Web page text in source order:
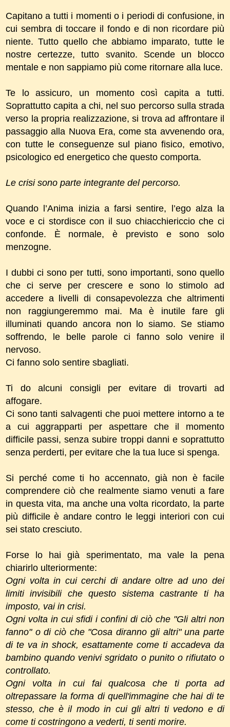
Capitano a tutti i momenti o i periodi di confusione, in
cui sembra di toccare il fondo e di non ricordare più
niente. Tutto quello che abbiamo imparato, tutte le
nostre certezze, tutto svanito. Scende un blocco
mentale e non sappiamo più come ritornare alla luce.
Te lo assicuro, un momento così capita a tutti.
Soprattutto capita a chi, nel suo percorso sulla strada
verso la propria realizzazione, si trova ad affrontare il
passaggio alla Nuova Era, come sta avvenendo ora,
con tutte le conseguenze sul piano fisico, emotivo,
psicologico ed energetico che questo comporta.
Le crisi sono parte integrante del percorso.
Quando l’Anima inizia a farsi sentire, l’ego alza la
voce e ci stordisce con il suo chiacchiericcio che ci
confonde. È normale, è previsto e sono solo
menzogne.
I dubbi ci sono per tutti, sono importanti, sono quello
che ci serve per crescere e sono lo stimolo ad
accedere a livelli di consapevolezza che altrimenti
non raggiungeremmo mai. Ma è inutile fare gli
illuminati quando ancora non lo siamo. Se stiamo
soffrendo, le belle parole ci fanno solo venire il
nervoso.
Ci fanno solo sentire sbagliati.
Ti do alcuni consigli per evitare di trovarti ad
affogare.
Ci sono tanti salvagenti che puoi mettere intorno a te
a cui aggrapparti per aspettare che il momento
difficile passi, senza subire troppi danni e soprattutto
senza perderti, per evitare che la tua luce si spenga.
Si perché come ti ho accennato, già non è facile
comprendere ciò che realmente siamo venuti a fare
in questa vita, ma anche una volta ricordato, la parte
più difficile è andare contro le leggi interiori con cui
sei stato cresciuto.
Forse lo hai già sperimentato, ma vale la pena
chiarirlo ulteriormente:
Ogni volta in cui cerchi di andare oltre ad uno dei
limiti invisibili che questo sistema castrante ti ha
imposto, vai in crisi.
Ogni volta in cui sfidi i confini di ciò che "Gli altri non
fanno" o di ciò che "Cosa diranno gli altri" una parte
di te va in shock, esattamente come ti accadeva da
bambino quando venivi sgridato o punito o rifiutato o
controllato.
Ogni volta in cui fai qualcosa che ti porta ad
oltrepassare la forma di quell'immagine che hai di te
stesso, che è il modo in cui gli altri ti vedono e di
come ti costringono a vederti, ti senti morire.